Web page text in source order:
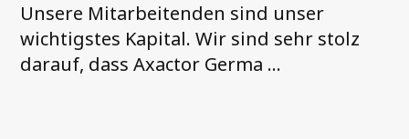
Unsere Mitarbeitenden sind unser
wichtigstes Kapital. Wir sind sehr stolz
darauf, dass Axactor Germa ...